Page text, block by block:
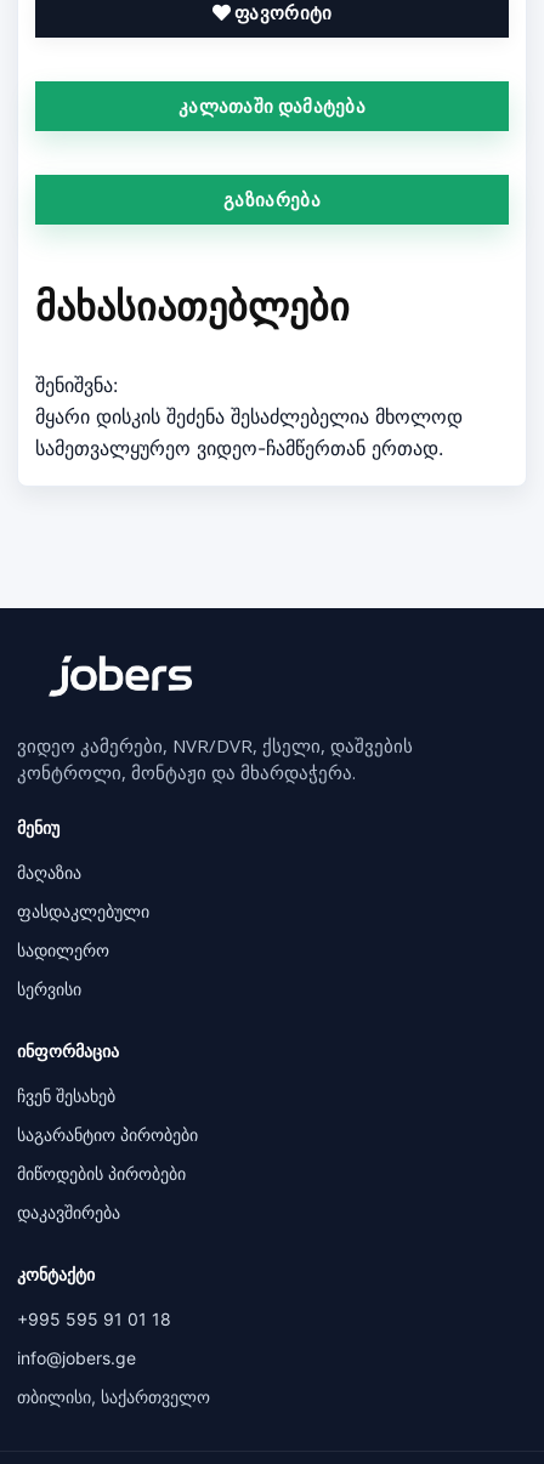
ფავორიტი
კალათაში დამატება
გაზიარება
ᲛᲐᲮᲐᲡᲘᲐᲗᲔᲑᲚᲔᲑᲘ
შენიშვნა:
მყარი დისკის შეძენა შესაძლებელია მხოლოდ
სამეთვალყურეო ვიდეო-ჩამწერთან ერთად.
ვიდეო კამერები, NVR/DVR, ქსელი, დაშვების
კონტროლი, მონტაჟი და მხარდაჭერა.
მენიუ
მაღაზია
ფასდაკლებული
სადილერო
სერვისი
ინფორმაცია
ჩვენ შესახებ
საგარანტიო პირობები
მიწოდების პირობები
დაკავშირება
კონტაქტი
+995 595 91 01 18
info@jobers.ge
თბილისი, საქართველო